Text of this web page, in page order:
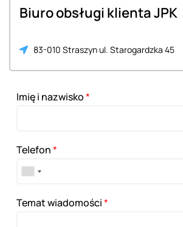
Biuro obsługi klienta JPK
83-010 Straszyn ul. Starogardzka 45
Imię i nazwisko*
Telefon*
Temat wiadomości*